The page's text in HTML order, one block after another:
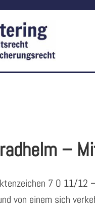
–
7 O 11/
von einem sich